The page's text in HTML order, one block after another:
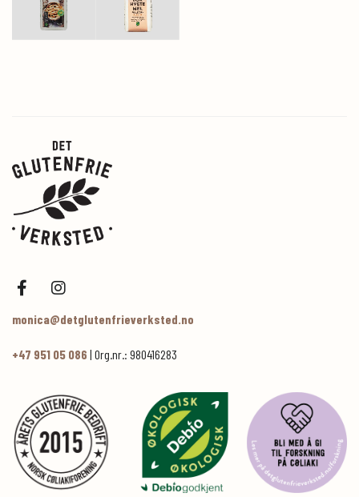
monica@detglutenfrieverksted.no
+47 951 05 086 | Org.nr.: 980416283